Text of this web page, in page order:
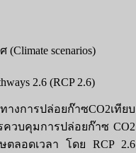
scenarios)
2.6 (RCP 2.6)
งการปล่อยก๊าซCO2เทียบ
วบคุมการปล่อยก๊าซ CO2
ตลอดเวลา โดย RCP 2.6